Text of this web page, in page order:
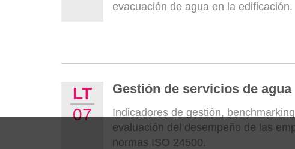
evacuación de agua en la edificación.
LT
07
Gestión de servicios de agua
Indicadores de gestión,
evaluación del desempeño de las
normas ISO 24500.